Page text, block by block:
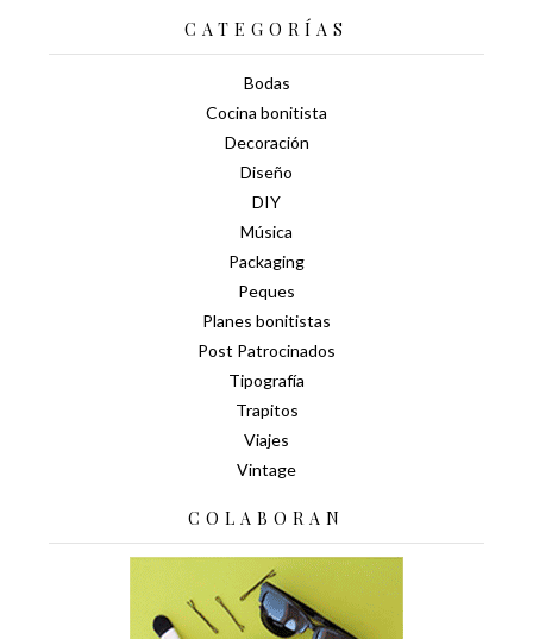
CATEGORÍAS
Bodas
Cocina bonitista
Decoración
Diseño
DIY
Música
Packaging
Peques
Planes bonitistas
Post Patrocinados
Tipografía
Trapitos
Viajes
Vintage
COLABORAN